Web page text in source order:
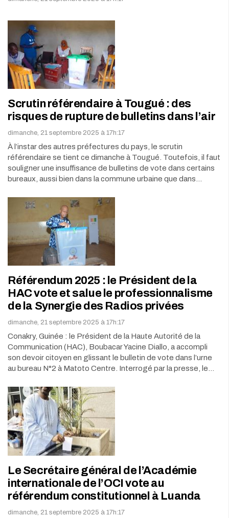
Scrutin référendaire à Tougué : des
risques de rupture de bulletins dans l’air
dimanche, 21 septembre 2025 à 17h:17
À l’instar des autres préfectures du pays, le scrutin
référendaire se tient ce dimanche à Tougué. Toutefois, il faut
souligner une insuffisance de bulletins de vote dans certains
bureaux, aussi bien dans la commune urbaine que dans…
Référendum 2025 : le Président de la
HAC vote et salue le professionnalisme
de la Synergie des Radios privées
dimanche, 21 septembre 2025 à 17h:17
Conakry, Guinée : le Président de la Haute Autorité de la
Communication (HAC), Boubacar Yacine Diallo, a accompli
son devoir citoyen en glissant le bulletin de vote dans l’urne
au bureau N°2 à Matoto Centre. Interrogé par la presse, le…
Le Secrétaire général de l’Académie
internationale de l’OCI vote au
référendum constitutionnel à Luanda
dimanche, 21 septembre 2025 à 17h:17